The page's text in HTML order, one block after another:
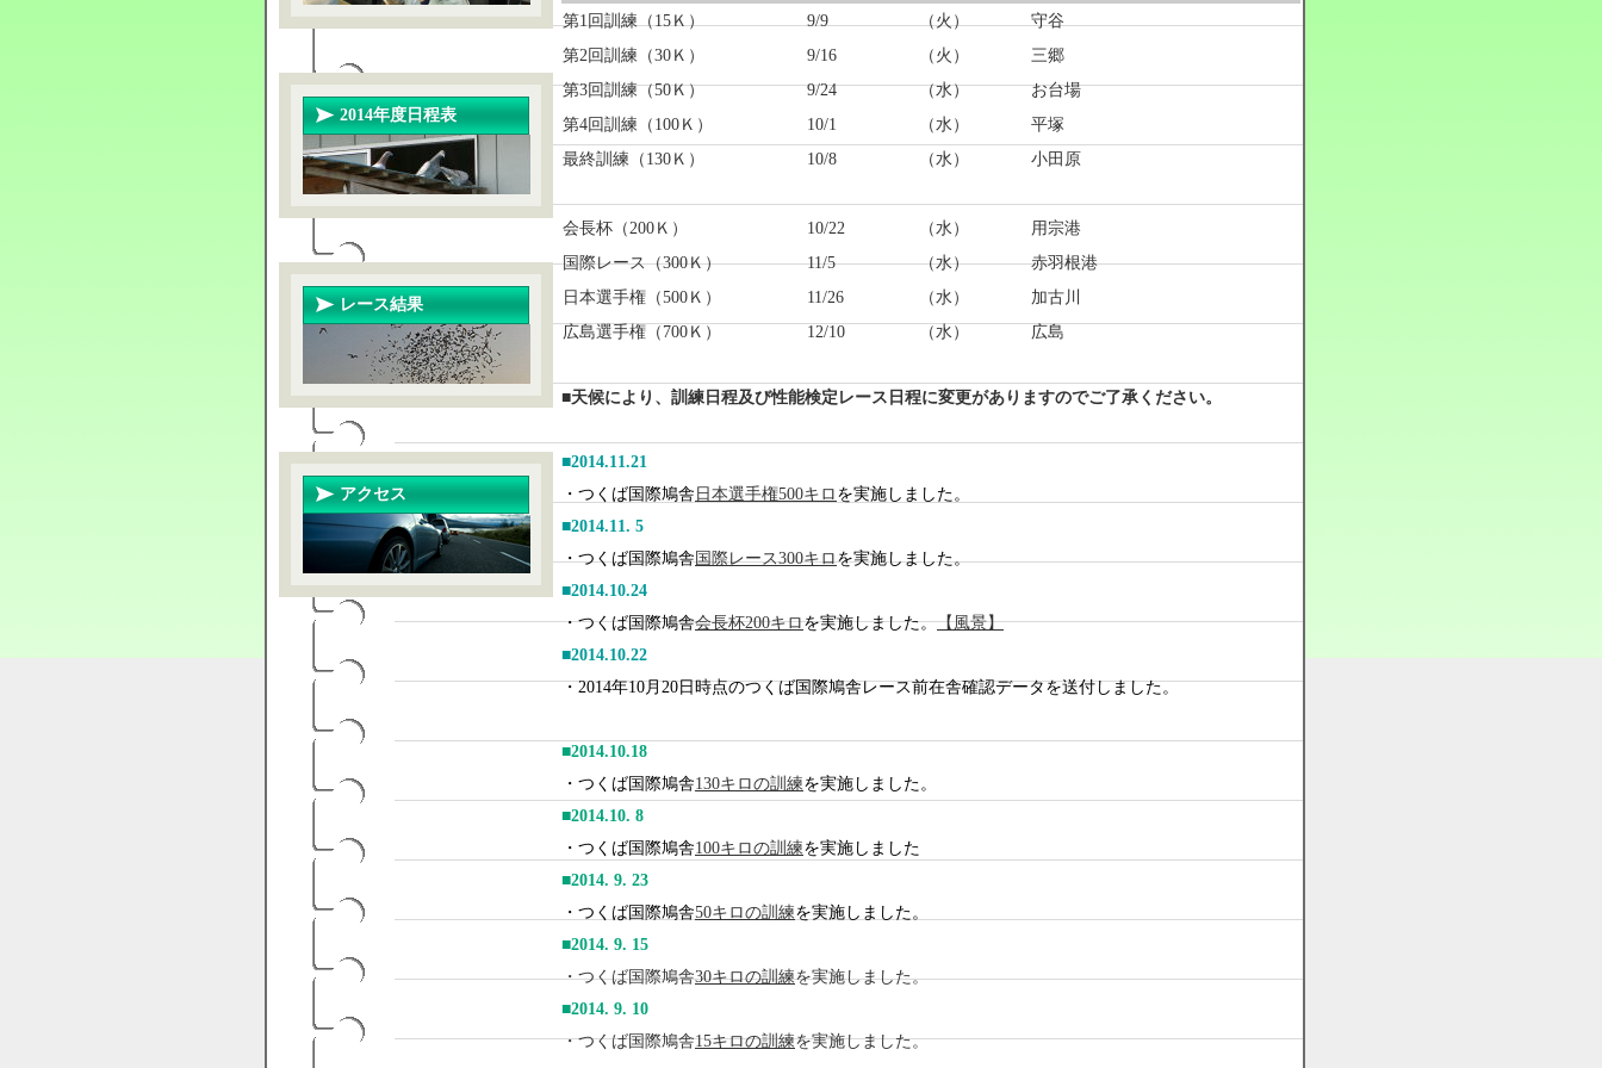
第1回訓練（15Ｋ） 9/9 （火）
守谷
第2回訓練（30Ｋ）
9/16 （火）
三郷
第3回訓練（50Ｋ）
9/24 （水）
お台場
第4回訓練（100Ｋ）
10/1 （水）
平塚
最終訓練（130Ｋ）
10/8 （水） 小田原
会長杯（200Ｋ） 10/22 （水）
用宗港
国際レース（300Ｋ）
11/5 （水）
赤羽根港
日本選手権（500Ｋ）
11/26 （水）
加古川
広島選手権（700Ｋ）
12/10 （水） 広島
■天候により、訓練日程及び性能検定レース日程に変更がありますのでご了承ください。
■2014.11.21
・つくば国際鳩舎 日本選手権500キロ を実施しました。
■2014.11. 5
・つくば国際鳩舎国際レース300キロを実施しました。
■2014.10.24
・つくば国際鳩舎会長杯200キロを実施しました。【風景】
■2014.10.22
・2014年10月20日時点のつくば国際鳩舎レース前在舎確認データを送付しました。
■2014.10.18
・つくば国際鳩舎130キロの訓練を実施しました。
■2014.10. 8
・つくば国際鳩舎100キロの訓練を実施しました
■2014. 9. 23
・つくば国際鳩舎50キロの訓練を実施しました。
■2014. 9. 15
・つくば国際鳩舎30キロの訓練を実施しました。
■2014. 9. 10
・つくば国際鳩舎15キロの訓練を実施しました。
2014年度日程表
レース結果
アクセス